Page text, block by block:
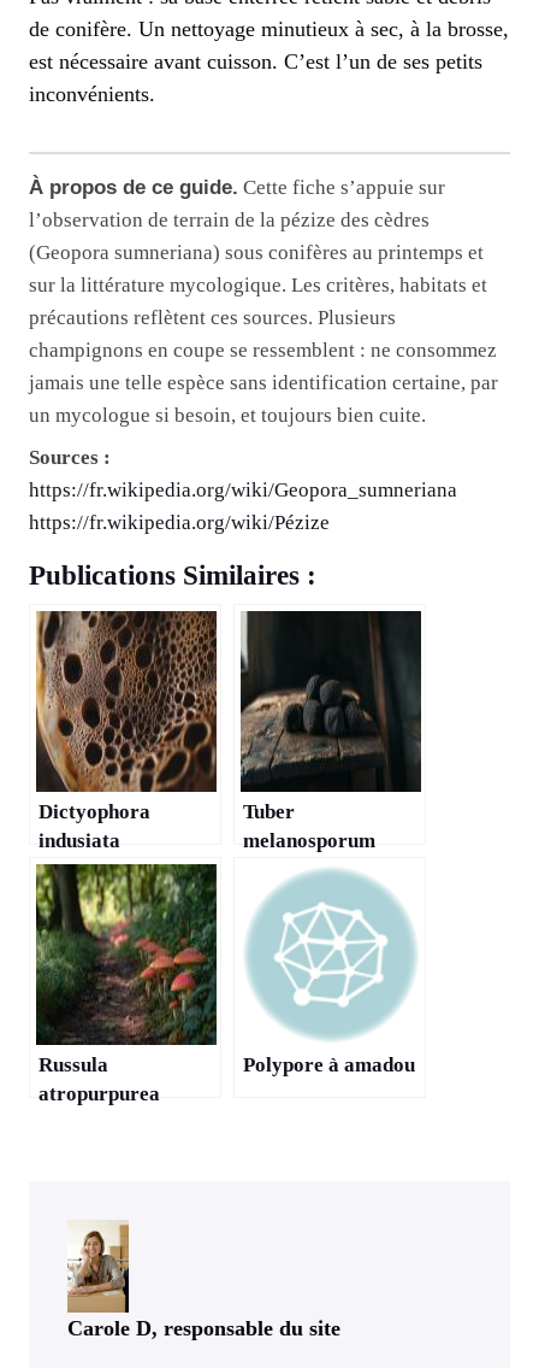
de conifère. Un nettoyage minutieux à sec, à la brosse,
est nécessaire avant cuisson. C’est l’un de ses petits
inconvénients.
À propos de ce guide. Cette fiche s’appuie sur
l’observation de terrain de la pézize des cèdres
(Geopora sumneriana) sous conifères au printemps et
sur la littérature mycologique. Les critères, habitats et
précautions reflètent ces sources. Plusieurs
champignons en coupe se ressemblent : ne consommez
jamais une telle espèce sans identification certaine, par
un mycologue si besoin, et toujours bien cuite.
Sources :
https://fr.wikipedia.org/wiki/Geopora_sumneriana
https://fr.wikipedia.org/wiki/Pézize
Publications Similaires :
Dictyophora
indusiata
Tuber
melanosporum
Russula
atropurpurea
Polypore à amadou
Carole D, responsable du site